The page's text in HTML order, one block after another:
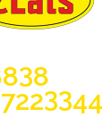
38
3344